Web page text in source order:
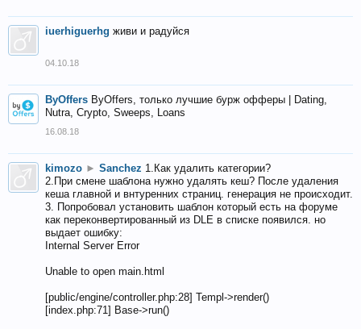
iuerhiguerhg живи и радуйся
04.10.18
ByOffers ByOffers, только лучшие бурж офферы | Dating,
Nutra, Crypto, Sweeps, Loans
16.08.18
kimozo ► Sanchez 1.Как удалить категории?
2.При смене шаблона нужно удалять кеш? После удаления
кеша главной и внтуренних страниц. генерация не происходит.
3. Попробовал установить шаблон который есть на форуме
как переконвертированный из DLE в списке появился. но
выдает ошибку:
Internal Server Error
Unable to open main.html
[public/engine/controller.php:28] Templ->render()
[index.php:71] Base->run()